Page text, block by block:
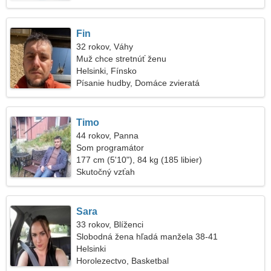
Fin
32 rokov, Váhy
Muž chce stretnúť ženu
Helsinki, Fínsko
Písanie hudby, Domáce zvieratá
Timo
44 rokov, Panna
Som programátor
177 cm (5'10"), 84 kg (185 libier)
Skutočný vzťah
Sara
33 rokov, Blíženci
Slobodná žena hľadá manžela 38-41
Helsinki
Horolezectvo, Basketbal